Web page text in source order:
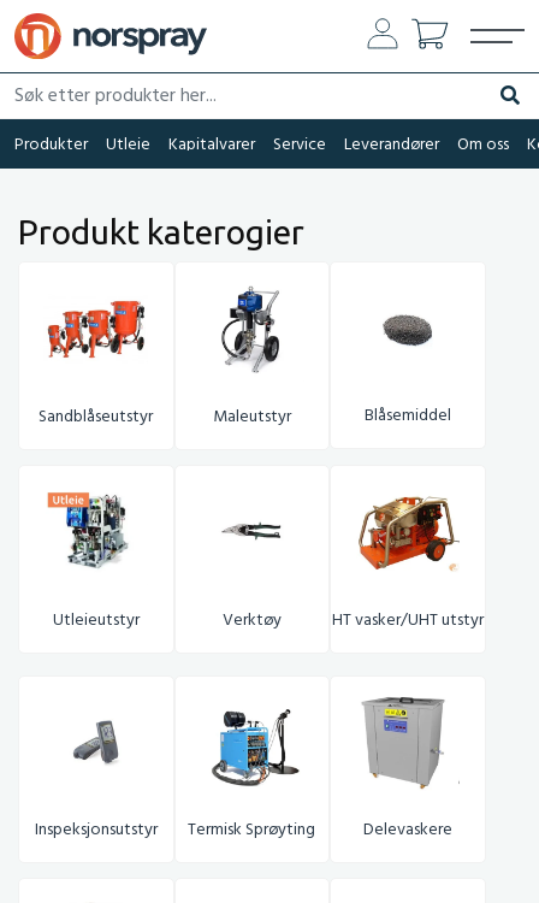
Søk etter produkter her...
Søk
Produkter Utleie Kapitalvarer Service Leverandører Om oss
Produkt katerogier
Sandblåseutstyr Maleutstyr Blåsemiddel
Utleieutstyr Verktøy HT vasker/UHT utstyr
Inspeksjonsutstyr Termisk Sprøyting Delevaskere